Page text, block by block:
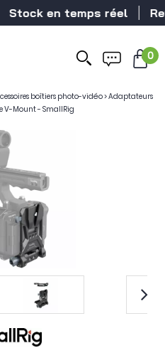
Stock en temps réel
0
boîtiers photo-vidéo>Adaptateurs
V-Mount - SmallRig